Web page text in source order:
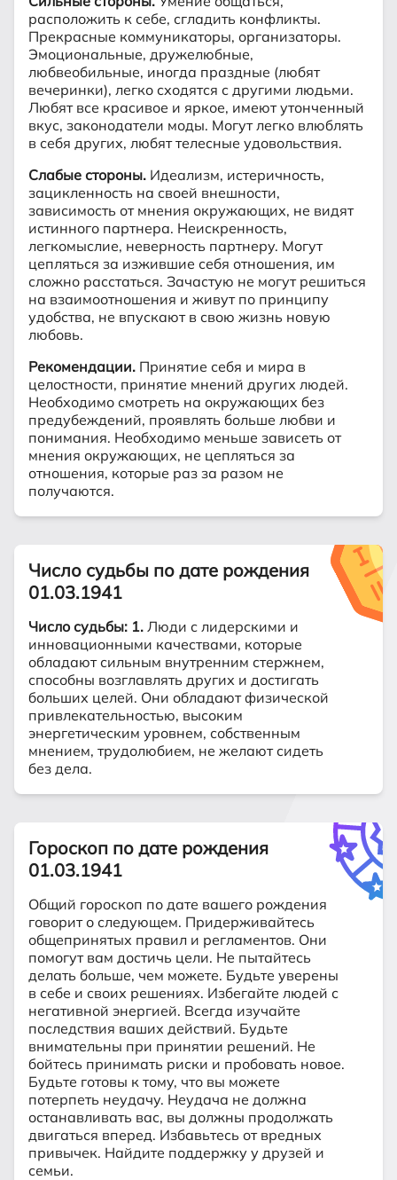
расположить к себе, сгладить конфликты.
Прекрасные коммуникаторы, организаторы.
Эмоциональные, дружелюбные,
любвеобильные, иногда праздные (любят
вечеринки), легко сходятся с другими людьми.
Любят все красивое и яркое, имеют утонченный
вкус, законодатели моды. Могут легко влюблять
в себя других, любят телесные удовольствия.
Слабые стороны. Идеализм, истеричность,
зацикленность на своей внешности,
зависимость от мнения окружающих, не видят
истинного партнера. Неискренность,
легкомыслие, неверность партнеру. Могут
цепляться за изжившие себя отношения, им
сложно расстаться. Зачастую не могут решиться
на взаимоотношения и живут по принципу
удобства, не впускают в свою жизнь новую
любовь.
Рекомендации. Принятие себя и мира в
целостности, принятие мнений других людей.
Необходимо смотреть на окружающих без
предубеждений, проявлять больше любви и
понимания. Необходимо меньше зависеть от
мнения окружающих, не цепляться за
отношения, которые раз за разом не
получаются.
Число судьбы по дате рождения
01.03.1941
Число судьбы: 1. Люди с лидерскими и
инновационными качествами, которые
обладают сильным внутренним стержнем,
способны возглавлять других и достигать
больших целей. Они обладают физической
привлекательностью, высоким
энергетическим уровнем, собственным
мнением, трудолюбием, не желают сидеть
без дела.
Гороскоп по дате рождения
01.03.1941
Общий гороскоп по дате вашего рождения
говорит о следующем. Придерживайтесь
общепринятых правил и регламентов. Они
помогут вам достичь цели. Не пытайтесь
делать больше, чем можете. Будьте уверены
в себе и своих решениях. Избегайте людей с
негативной энергией. Всегда изучайте
последствия ваших действий. Будьте
внимательны при принятии решений. Не
бойтесь принимать риски и пробовать новое.
Будьте готовы к тому, что вы можете
потерпеть неудачу. Неудача не должна
останавливать вас, вы должны продолжать
двигаться вперед. Избавьтесь от вредных
привычек. Найдите поддержку у друзей и
семьи.